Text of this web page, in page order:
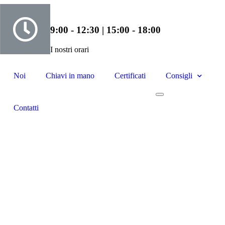
9:00 - 12:30 | 15:00 - 18:00
I nostri orari
Noi Chiavi in mano Certificati Consigli
Contatti